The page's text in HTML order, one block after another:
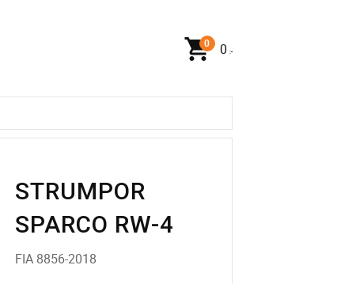
0 :-
STRUMPOR
SPARCO RW-4
FIA 8856-2018